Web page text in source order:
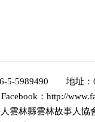
5989490 地址：
：http://
林縣雲林故事人協